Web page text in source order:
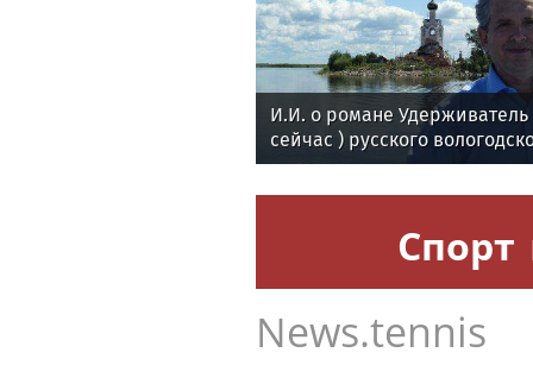
И.И. о романе
сейчас ) русского
поэта Андрея Малышева (
в 2016 г. )
Спорт
News.tennis